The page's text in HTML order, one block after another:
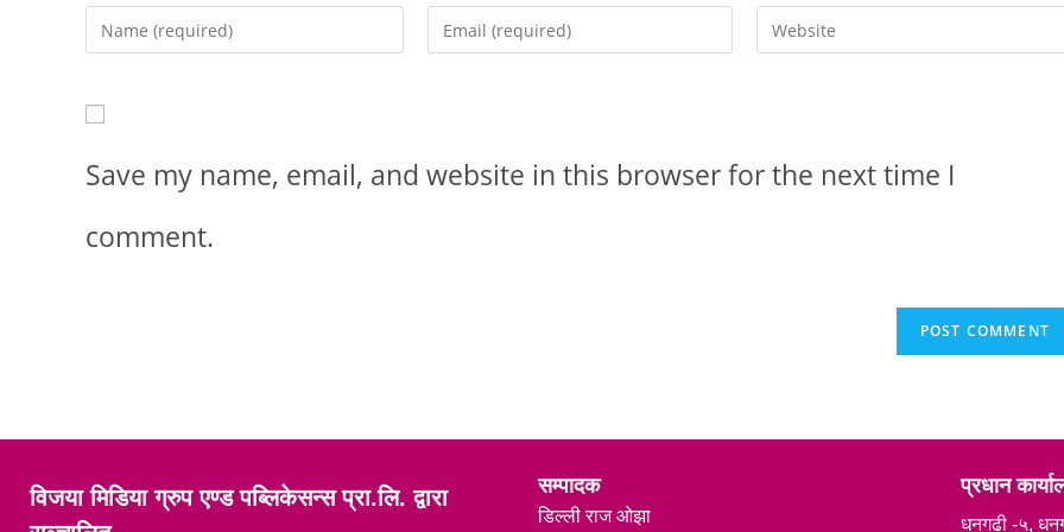
Save my name, email, and website in this browser for the next time I
comment.
विजया मिडिया ग्रुप एण्ड पब्लिकेसन्स प्रा.लि. द्वारा
सम्पादक
डिल्ली राज ओझा
प्रधान
धनगढी -५,